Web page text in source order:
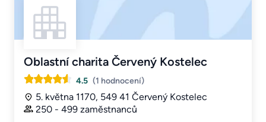
Oblastní charita Červený Kostelec
4.5 (1 hodnocení)
5. května 1170, 549 41 Červený Kostelec
250 - 499 zaměstnanců